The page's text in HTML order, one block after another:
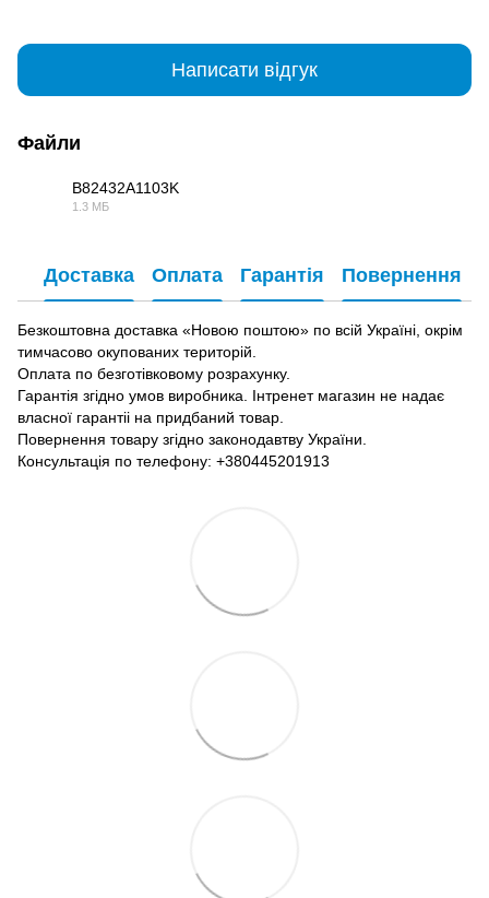
Написати відгук
Файли
B82432A1103K
1.3 МБ
Доставка Оплата Гарантія Повернення
Безкоштовна доставка «Новою поштою» по всій Україні, окрім
тимчасово окупованих територій.
Оплата по безготівковому розрахунку.
Гарантія згідно умов виробника. Інтренет магазин не надає
власної гарантіі на придбаний товар.
Повернення товару згідно законодавтву України.
Консультація по телефону: +380445201913